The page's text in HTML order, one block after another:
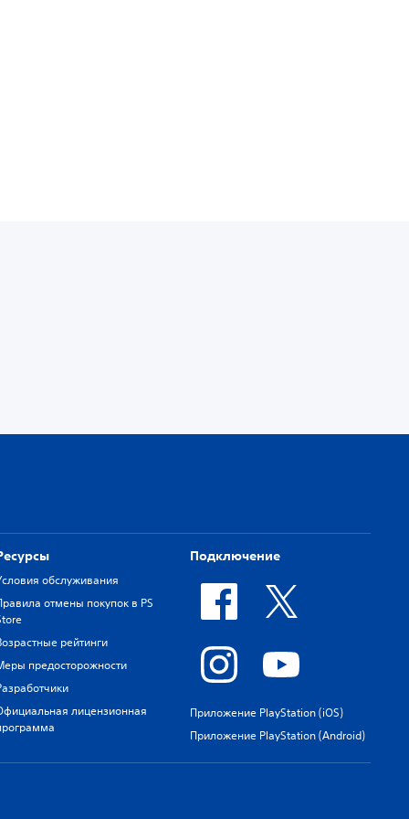
обслуживания
отмены покупок в PS
рейтинги
предосторожности
лицензионная
Подключение
Приложение PlayStation (iOS)
Приложение PlayStation (Android)